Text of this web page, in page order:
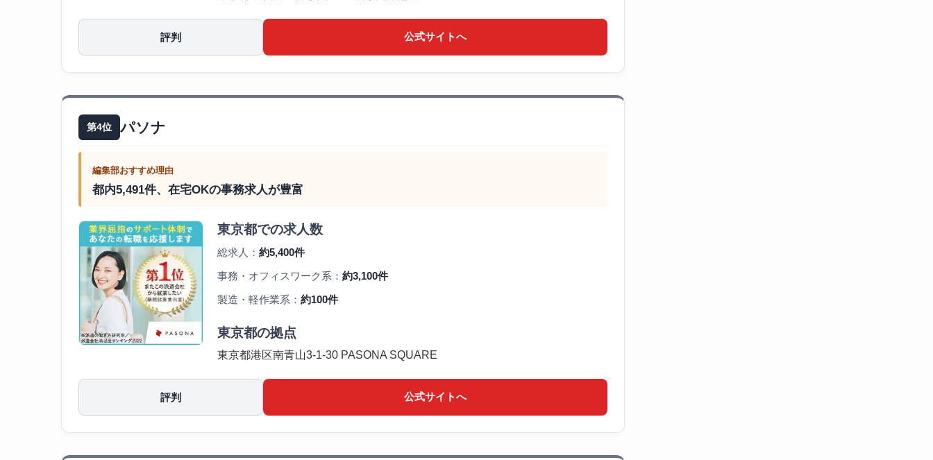
評判 公式サイトへ
第4位 パソナ
編集部おすすめ理由
都内5,491件、在宅OKの事務求人が豊富
東京都での求人数
総求人： 約5,400件
事務・オフィスワーク系： 約3,100件
製造・軽作業系： 約100件
東京都の拠点
東京都港区南青山3-1-30 PASONA SQUARE
評判 公式サイトへ